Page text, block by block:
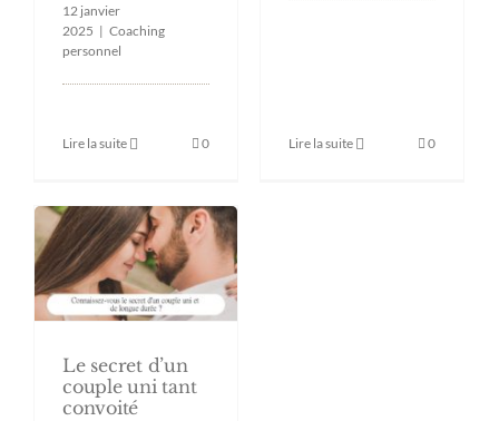
12 janvier
2025 | Coaching
personnel
Lire la suite 0 Lire la suite 0
Le secret d’un
couple uni tant
convoité